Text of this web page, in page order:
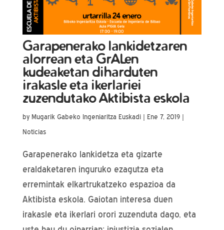
Garapenerako lankidetzaren
alorrean eta GrALen
kudeaketan diharduten
irakasle eta ikerlariei
zuzendutako Aktibista eskola
by Mugarik Gabeko Ingeniaritza Euskadi| Ene 7, 2019|
Noticias
Garapenerako lankidetza eta gizarte
eraldaketaren inguruko ezagutza eta
erremintak elkartrukatzeko espazioa da
Aktibista eskola. Gaiotan interesa duen
irakasle eta ikerlari orori zuzenduta dago, eta